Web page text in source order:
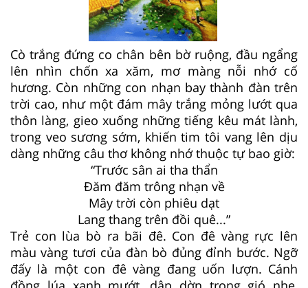
Cò trắng đứng co chân bên bờ ruộng, đầu ngẩng
lên nhìn chốn xa xăm, mơ màng nỗi nhớ cố
hương. Còn những con nhạn bay thành đàn trên
trời cao, như một đám mây trắng mỏng lướt qua
thôn làng, gieo xuống những tiếng kêu mát lành,
trong veo sương sớm, khiến tim tôi vang lên dịu
dàng những câu thơ không nhớ thuộc tự bao giờ:
“Trước sân ai tha thẩn
Đăm đăm trông nhạn về
Mây trời còn phiêu dạt
Lang thang trên đồi quê...”
Trẻ con lùa bò ra bãi đê. Con đê vàng rực lên
màu vàng tươi của đàn bò đủng đỉnh bước. Ngỡ
đấy là một con đê vàng đang uốn lượn. Cánh